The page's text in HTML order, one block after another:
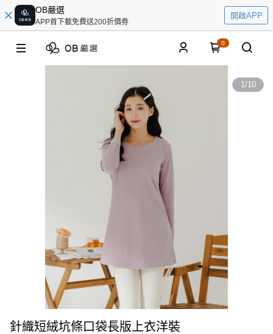
OB嚴選
APP首下載免費送200折價券
開啟APP
0
1/10
針織短絨坑條口袋長版上衣洋裝